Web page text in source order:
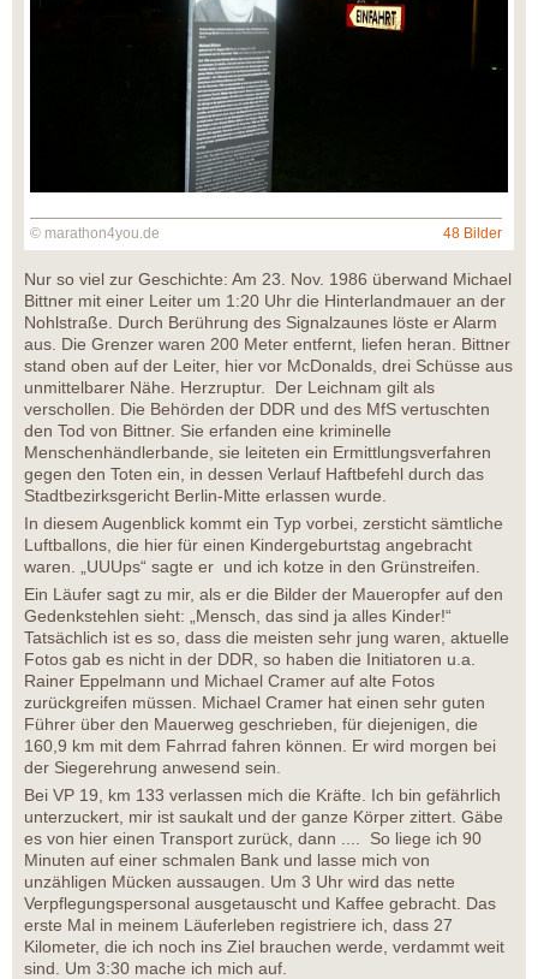
© marathon4you.de 48 Bilder
Nur so viel zur Geschichte: Am 23. Nov. 1986 überwand Michael
Bittner mit einer Leiter um 1:20 Uhr die Hinterlandmauer an der
Nohlstraße. Durch Berührung des Signalzaunes löste er Alarm
aus. Die Grenzer waren 200 Meter entfernt, liefen heran. Bittner
stand oben auf der Leiter, hier vor McDonalds, drei Schüsse aus
unmittelbarer Nähe. Herzruptur. Der Leichnam gilt als
verschollen. Die Behörden der DDR und des MfS vertuschten
den Tod von Bittner. Sie erfanden eine kriminelle
Menschenhändlerbande, sie leiteten ein Ermittlungsverfahren
gegen den Toten ein, in dessen Verlauf Haftbefehl durch das
Stadtbezirksgericht Berlin-Mitte erlassen wurde.
In diesem Augenblick kommt ein Typ vorbei, zersticht sämtliche
Luftballons, die hier für einen Kindergeburtstag angebracht
waren. „UUUps“ sagte er und ich kotze in den Grünstreifen.
Ein Läufer sagt zu mir, als er die Bilder der Maueropfer auf den
Gedenkstehlen sieht: „Mensch, das sind ja alles Kinder!“
Tatsächlich ist es so, dass die meisten sehr jung waren, aktuelle
Fotos gab es nicht in der DDR, so haben die Initiatoren u.a.
Rainer Eppelmann und Michael Cramer auf alte Fotos
zurückgreifen müssen. Michael Cramer hat einen sehr guten
Führer über den Mauerweg geschrieben, für diejenigen, die
160,9 km mit dem Fahrrad fahren können. Er wird morgen bei
der Siegerehrung anwesend sein.
Bei VP 19, km 133 verlassen mich die Kräfte. Ich bin gefährlich
unterzuckert, mir ist saukalt und der ganze Körper zittert. Gäbe
es von hier einen Transport zurück, dann .... So liege ich 90
Minuten auf einer schmalen Bank und lasse mich von
unzähligen Mücken aussaugen. Um 3 Uhr wird das nette
Verpflegungspersonal ausgetauscht und Kaffee gebracht. Das
erste Mal in meinem Läuferleben registriere ich, dass 27
Kilometer, die ich noch ins Ziel brauchen werde, verdammt weit
sind. Um 3:30 mache ich mich auf.